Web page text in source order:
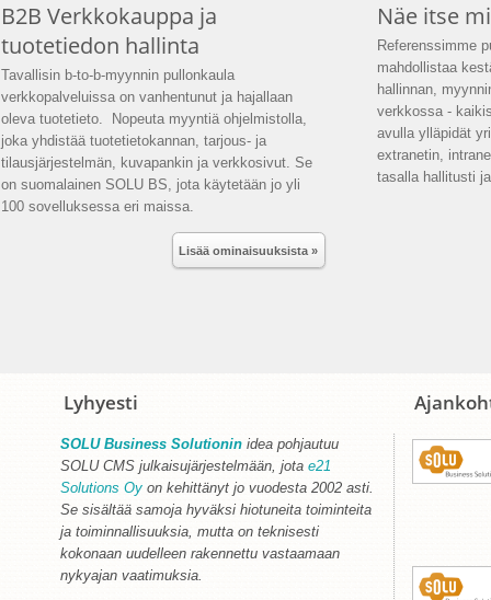
B2B Verkkokauppa ja
tuotetiedon hallinta
Tavallisin b-to-b-myynnin pullonkaula
verkkopalveluissa on vanhentunut ja hajallaan
oleva tuotetieto. Nopeuta myyntiä ohjelmistolla,
joka yhdistää tuotetietokannan, tarjous- ja
tilausjärjestelmän, kuvapankin ja verkkosivut. Se
on suomalainen SOLU BS, jota käytetään jo yli
100 sovelluksessa eri maissa.
Lisää ominaisuuksista »
Näe itse
Referenssimme
mahdollistaa
hallinnan,
verkkossa -
avulla ylläpidät
extranetin,
tasalla hallitusti
Lyhyesti
SOLU Business Solutionin idea pohjautuu
SOLU CMS julkaisujärjestelmään, jota e21
Solutions Oy on kehittänyt jo vuodesta 2002 asti.
Se sisältää samoja hyväksi hiotuneita toiminteita
ja toiminnallisuuksia, mutta on teknisesti
kokonaan uudelleen rakennettu vastaamaan
nykyajan vaatimuksia.